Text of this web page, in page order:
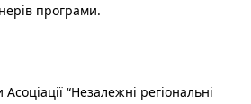
програми.
“Незалежні регіональні